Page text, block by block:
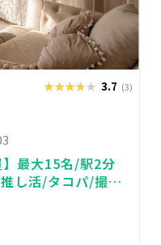
★★★★★
★★★★★ 3.7 (3)
最大15名/駅2分
し活/タコパ/撮